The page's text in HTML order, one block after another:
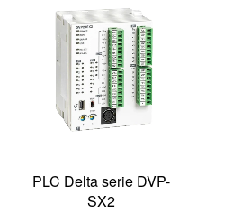
PLC Delta serie DVP-
SX2